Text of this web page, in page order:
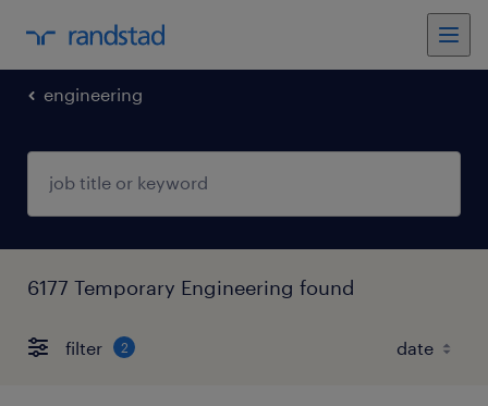
engineering
6177 Temporary Engineering found
filter 2